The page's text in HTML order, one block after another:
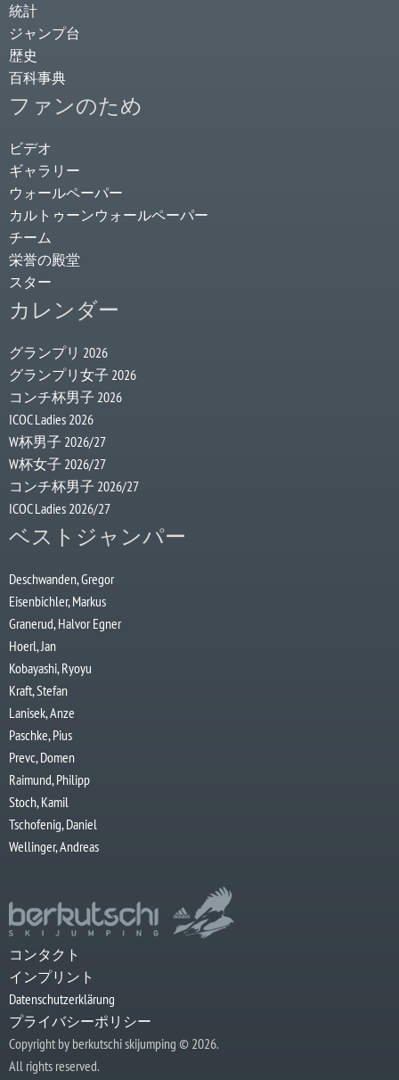
統計
ジャンプ台
歴史
百科事典
ファンのため
ビデオ
ギャラリー
ウォールペーパー
カルトゥーンウォールペーパー
チーム
栄誉の殿堂
スター
カレンダー
グランプリ 2026
グランプリ女子 2026
コンチ杯男子 2026
ICOC Ladies 2026
W杯男子 2026/27
W杯女子 2026/27
コンチ杯男子 2026/27
ICOC Ladies 2026/27
ベストジャンパー
Deschwanden, Gregor
Eisenbichler, Markus
Granerud, Halvor Egner
Hoerl, Jan
Kobayashi, Ryoyu
Kraft, Stefan
Lanisek, Anze
Paschke, Pius
Prevc, Domen
Raimund, Philipp
Stoch, Kamil
Tschofenig, Daniel
Wellinger, Andreas
コンタクト
インプリント
Datenschutzerklärung
プライバシーポリシー
Copyright by berkutschi skijumping © 2026.
All rights reserved.